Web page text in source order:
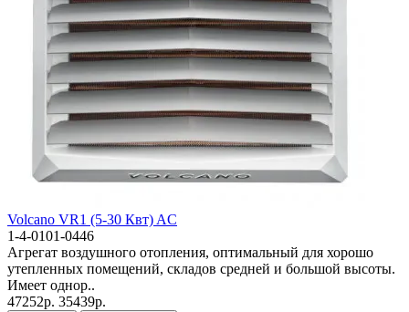
Volcano VR1 (5-30 Квт) AC
1-4-0101-0446
Агрегат воздушного отопления, оптимальный для хорошо
утепленных помещений, складов средней и большой высоты.
Имеет однор..
47252р. 35439р.